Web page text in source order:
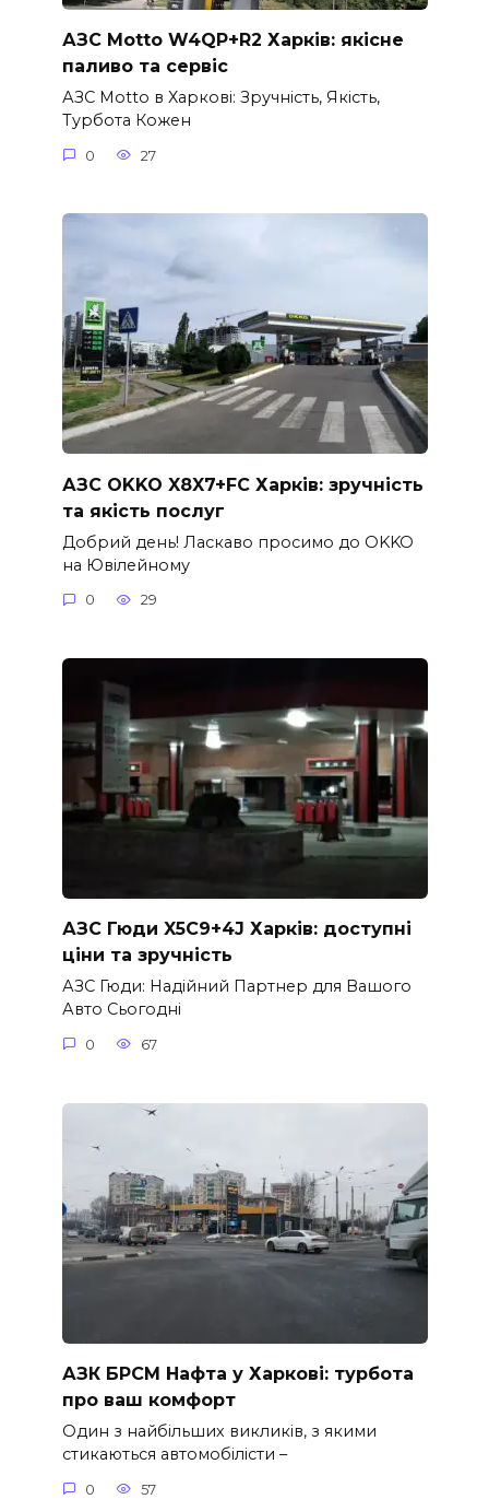
АЗС Motto W4QP+R2 Харків: якісне
паливо та сервіс
АЗС Motto в Харкові: Зручність, Якість,
Турбота Кожен
0 27
АЗС OKKO X8X7+FC Харків: зручність
та якість послуг
Добрий день! Ласкаво просимо до OKKO
на Ювілейному
0 29
АЗС Гюди X5C9+4J Харків: доступні
ціни та зручність
АЗС Гюди: Надійний Партнер для Вашого
Авто Сьогодні
0 67
АЗК БРСМ Нафта у Харкові: турбота
про ваш комфорт
Один з найбільших викликів, з якими
стикаються автомобілісти –
0 57